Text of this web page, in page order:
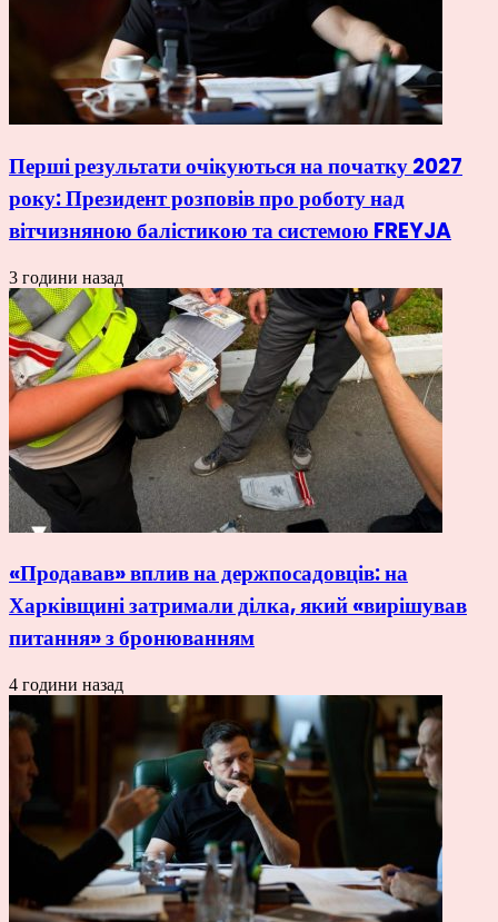
Перші результати очікуються на початку 2027
року: Президент розповів про роботу над
вітчизняною балістикою та системою FREYJA
3 години назад
«Продавав» вплив на держпосадовців: на
Харківщині затримали ділка, який «вирішував
питання» з бронюванням
4 години назад